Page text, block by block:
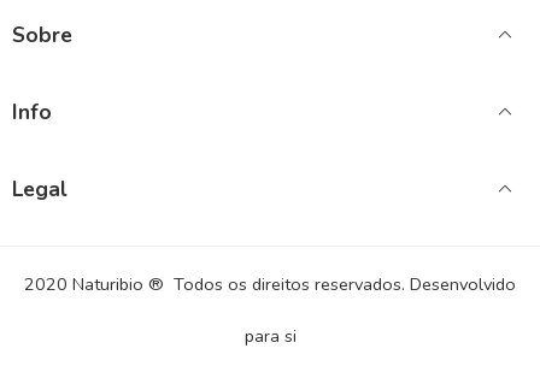
Sobre
Info
Legal
2020 Naturibio ® Todos os direitos reservados. Desenvolvido
para si